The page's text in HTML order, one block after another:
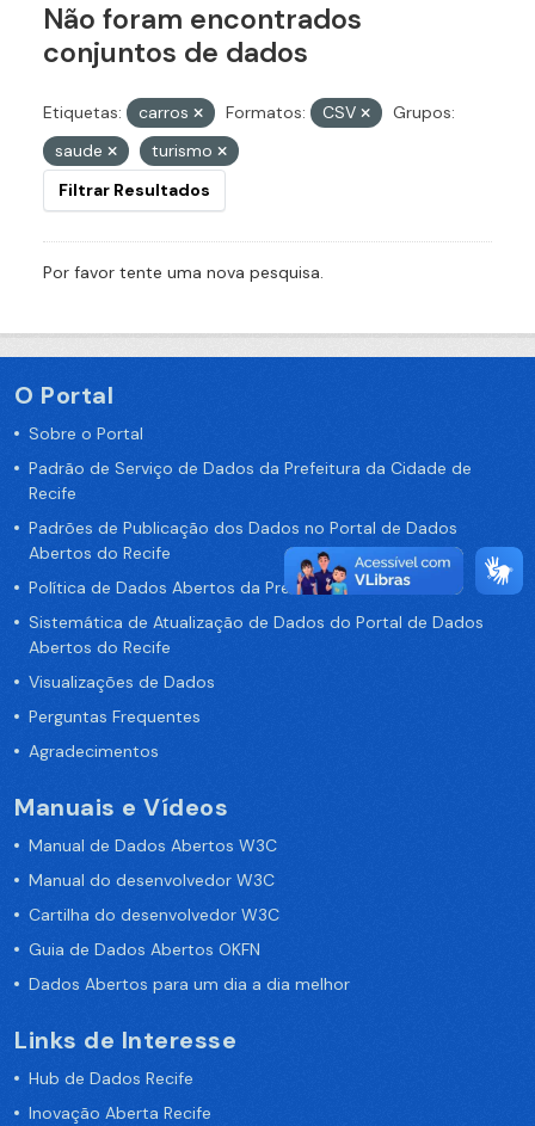
Não foram encontrados
conjuntos de dados
Etiquetas: carros Formatos: CSV
Grupos:
saude
turismo
Filtrar Resultados
Por favor tente uma nova pesquisa.
O Portal
Sobre o Portal
Padrão de Serviço de Dados da Prefeitura da Cidade de
Recife
Padrões de Publicação dos Dados no Portal de Dados
Abertos do Recife
Política de Dados Abertos da Prefeitura do Recife
Sistemática de Atualização de Dados do Portal de Dados
Abertos do Recife
Visualizações de Dados
Perguntas Frequentes
Agradecimentos
Manuais e Vídeos
Manual de Dados Abertos W3C
Manual do desenvolvedor W3C
Cartilha do desenvolvedor W3C
Guia de Dados Abertos OKFN
Dados Abertos para um dia a dia melhor
Links de Interesse
Hub de Dados Recife
Inovação Aberta Recife